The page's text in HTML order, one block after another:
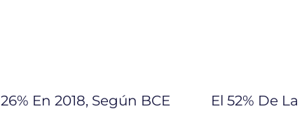
En 2018, Según BCE